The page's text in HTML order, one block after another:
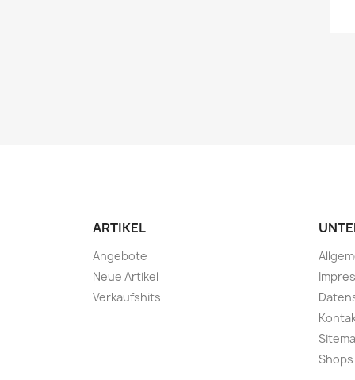
ARTIKEL
Angebote
Neue Artikel
Verkaufshits
Shops